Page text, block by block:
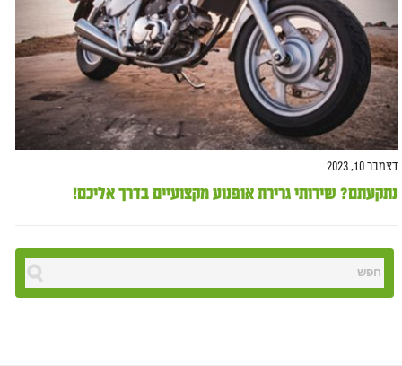
דצמבר 10, 2023
נתקעתם? שירותי גרירת אופנוע מקצועיים בדרך אליכם!